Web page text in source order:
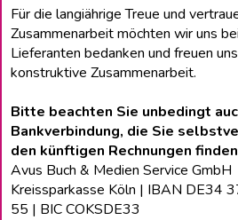
Für die langiährige Treue und
Zusammenarbeit möchten wir uns
Lieferanten bedanken und freuen
konstruktive Zusammenarbeit.
Bitte beachten Sie unbedingt
Bankverbindung, die Sie
den künftigen Rechnungen
Avus Buch & Medien Service GmbH
Kreissparkasse Köln | IBAN
55 | BIC COKSDE33